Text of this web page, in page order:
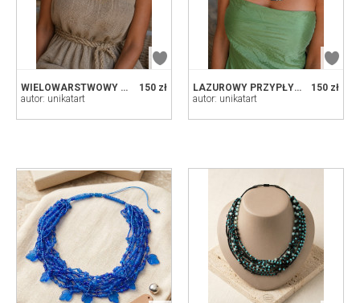
150 zł
WIELOWARSTWOWY NASZYJNIK Z ŻÓŁTYMI KORALIKAMI - SŁONECZNY AKCENT
autor: unikatart
150 zł
LAZUROWY PRZYPŁYW - KASKADOWY NASZYJNIK Z HEMATYTEM
autor: unikatart